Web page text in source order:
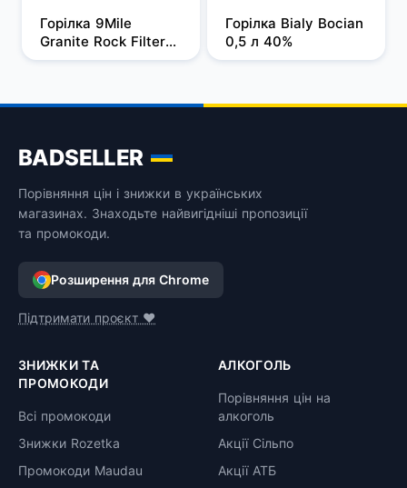
Горілка 9Mile
Granite Rock Filtered
1 л, 37,5%
Горілка Bialy Bocian
0,5 л 40%
BADSELLER
Порівняння цін і знижки в українських
магазинах. Знаходьте найвигідніші пропозиції
та промокоди.
Розширення для Chrome
Підтримати проєкт ❤️
ЗНИЖКИ ТА
ПРОМОКОДИ
Всі промокоди
Знижки Rozetka
Промокоди Maudau
АЛКОГОЛЬ
Порівняння цін на
алкоголь
Акції Сільпо
Акції АТБ